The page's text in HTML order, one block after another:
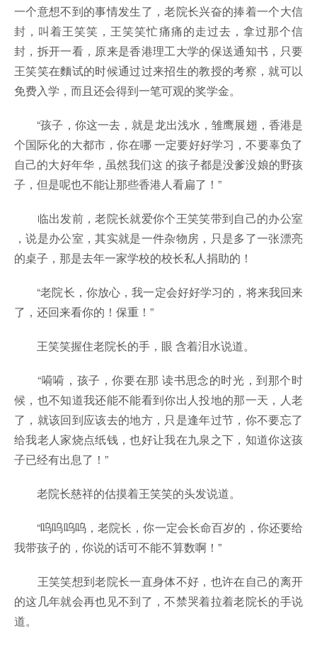
一个意想不到的事情发生了，老院长兴奋的捧着一个大信
封，叫着王笑笑，王笑笑忙痛痛的走过去，拿过那个信
封，拆开一看，原来是香港理工大学的保送通知书，只要
王笑笑在麵试的时候通过过来招生的教授的考察，就可以
免费入学，而且还会得到一笔可观的奖学金。
“孩子，你这一去，就是龙出浅水，雏鹰展翅，香港是
个国际化的大都市，你在哪 一定要好好学习，不要辜负了
自己的大好年华，虽然我们这 的孩子都是没爹没娘的野孩
子，但是呢也不能让那些香港人看扁了！”
临出发前，老院长就爱你个王笑笑带到自己的办公室
，说是办公室，其实就是一件杂物房，只是多了一张漂亮
的桌子，那是去年一家学校的校长私人捐助的！
“老院长，你放心，我一定会好好学习的，将来我回来
了，还回来看你的！保重！”
王笑笑握住老院长的手，眼 含着泪水说道。
“嗬嗬，孩子，你要在那 读书思念的时光，到那个时
候，也不知道我还能不能看到你出人投地的那一天，人老
了，就该回到应该去的地方，只是逢年过节，你不要忘了
给我老人家烧点纸钱，也好让我在九泉之下，知道你这孩
子已经有出息了！”
老院长慈祥的估摸着王笑笑的头发说道。
“呜呜呜呜，老院长，你一定会长命百岁的，你还要给
我带孩子的，你说的话可不能不算数啊！”
王笑笑想到老院长一直身体不好，也许在自己的离开
的这几年就会再也见不到了，不禁哭着拉着老院长的手说
道。